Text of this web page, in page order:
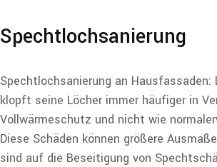
Spechtlochsanierung
Spechtlochsanierung an Hausfassaden:
klopft seine Löcher immer häufiger in
Vollwärmeschutz und nicht wie
Diese Schäden können größere
sind auf die Beseitigung von